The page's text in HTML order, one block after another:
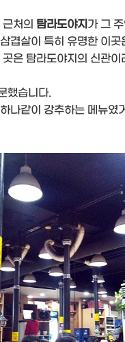
처의 탐라도야지 가 그
겹살이 특히 유명한 이
은 탐라도야지의 신관이
했습니다.
나같이 강추하는 메뉴